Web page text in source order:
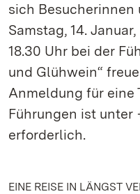
sich Besucherinnen
Samstag, 14.
18.30 Uhr bei der
und Glühwein“
Anmeldung für eine
Führungen ist unter
erforderlich.
EINE REISE IN LÄNGST